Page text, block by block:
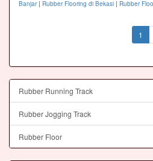
Banjar| Rubber Flooring di Bekasi | Rubber
1
Rubber Running Track
Rubber Jogging Track
Rubber Floor